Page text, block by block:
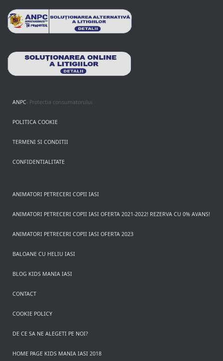
ANPC- Protectia consumatorului
POLITICA COOKIE
TERMENI SI CONDITII
CONFIDENTIALITATE
ANIMATORI PETRECERI COPII IASI
ANIMATORI PETRECERI COPII IASI OFERTA 2021-2022! REZERVA CU 0% AVANS!
ANIMATORI PETRECERI COPII IASI OFERTA 2023
BALOANE CU HELIU IASI
BLOG KIDS MANIA IASI
CONTACT
COOKIE POLICY
DE CE SA NE ALEGETI PE NOI?
HOME PAGE KIDS MANIA IASI 2018